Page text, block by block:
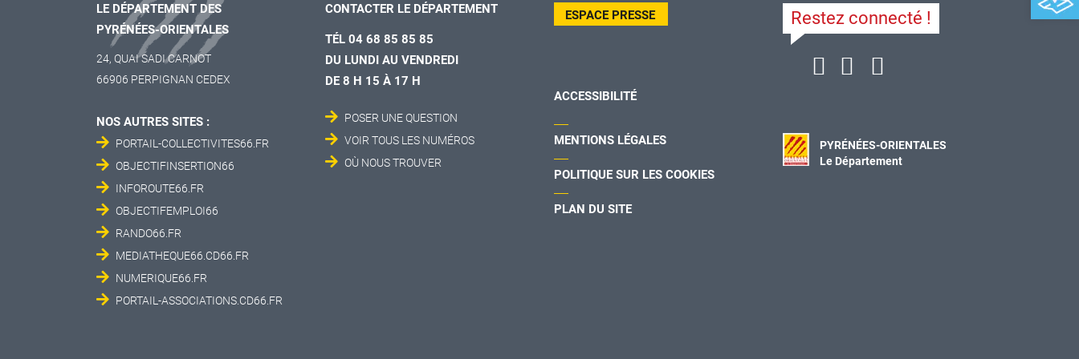
LE DÉPARTEMENT DES
PYRÉNÉES-ORIENTALES
24, QUAI SADI CARNOT
66906 PERPIGNAN CEDEX
NOS AUTRES SITES :
PORTAIL-COLLECTIVITES66.FR
OBJECTIFINSERTION66
INFOROUTE66.FR
OBJECTIFEMPLOI66
RANDO66.FR
MEDIATHEQUE66.CD66.FR
NUMERIQUE66.FR
PORTAIL-ASSOCIATIONS.CD66.FR
CONTACTER LE DÉPARTEMENT
TÉL 04 68 85 85 85
DU LUNDI AU VENDREDI
DE 8 H 15 À 17 H
POSER UNE QUESTION
VOIR TOUS LES NUMÉROS
OÙ NOUS TROUVER
ESPACE PRESSE
ACCESSIBILITÉ
MENTIONS LÉGALES
POLITIQUE SUR LES COOKIES
PLAN DU SITE
Restez connecté !
PYRÉNÉES-ORIENTALES
Le Département